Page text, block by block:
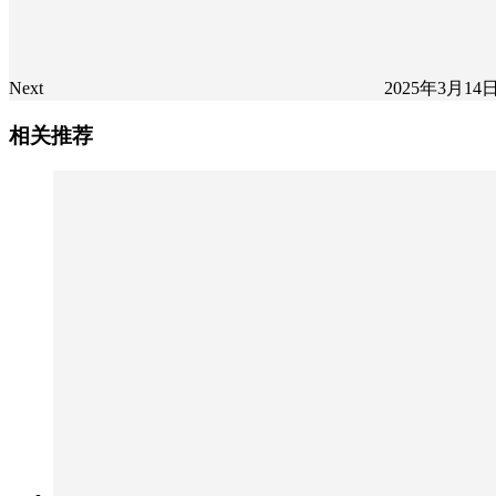
Next 2025年3月14
相关推荐